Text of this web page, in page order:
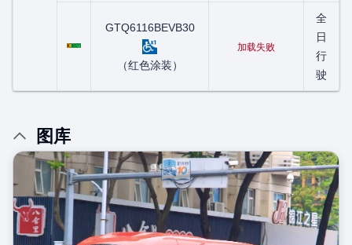
粤C02827D
GTQ6116BEVB30
（红色涂装）
加载失败
全
日
行
驶
图库